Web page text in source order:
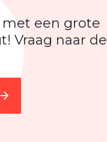
met een grote
Vraag naar de